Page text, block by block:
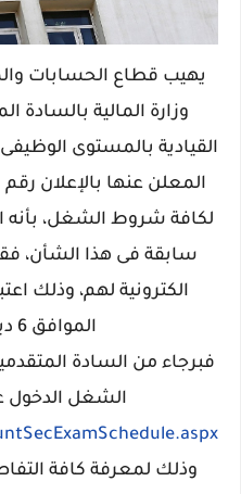
يهيب قطاع الحسابات
وزارة المالية
القيادية بالمستوى
لكافة شروط الشغل، بأنه
سابقة فى هذا الشأن،
الكترونية لهم، وذلك
الموافق 6 ديسمبر 2022.
فبرجاء من السادة
الشغل الدخول
وذلك لمعرفة كافة